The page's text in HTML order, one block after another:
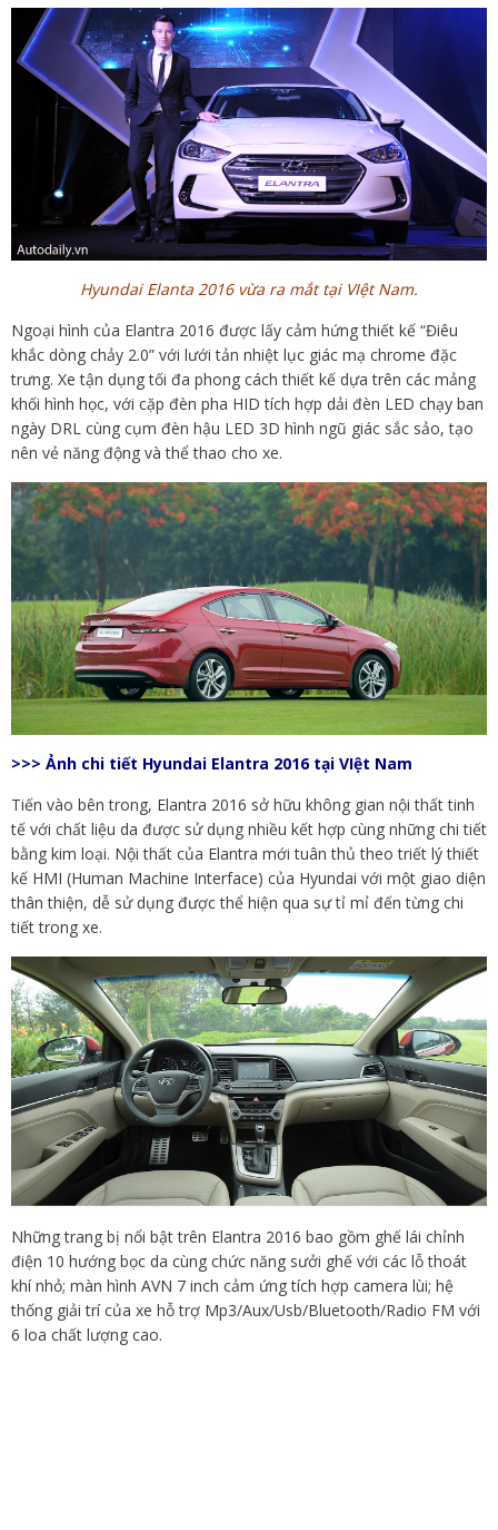
Hyundai Elanta 2016 vừa ra mắt tại VIệt Nam.
Ngoại hình của Elantra 2016 được lấy cảm hứng thiết kế “Điêu
khắc dòng chảy 2.0” với lưới tản nhiệt lục giác mạ chrome đặc
trưng. Xe tận dụng tối đa phong cách thiết kế dựa trên các mảng
khối hình học, với cặp đèn pha HID tích hợp dải đèn LED chạy ban
ngày DRL cùng cụm đèn hậu LED 3D hình ngũ giác sắc sảo, tạo
nên vẻ năng động và thể thao cho xe.
>>> Ảnh chi tiết Hyundai Elantra 2016 tại VIệt Nam
Tiến vào bên trong, Elantra 2016 sở hữu không gian nội thất tinh
tế với chất liệu da được sử dụng nhiều kết hợp cùng những chi tiết
bằng kim loại. Nội thất của Elantra mới tuân thủ theo triết lý thiết
kế HMI (Human Machine Interface) của Hyundai với một giao diện
thân thiện, dễ sử dụng được thể hiện qua sự tỉ mỉ đến từng chi
tiết trong xe.
Những trang bị nổi bật trên Elantra 2016 bao gồm ghế lái chỉnh
điện 10 hướng bọc da cùng chức năng sưởi ghế với các lỗ thoát
khí nhỏ; màn hình AVN 7 inch cảm ứng tích hợp camera lùi; hệ
thống giải trí của xe hỗ trợ Mp3/Aux/Usb/Bluetooth/Radio FM với
6 loa chất lượng cao.